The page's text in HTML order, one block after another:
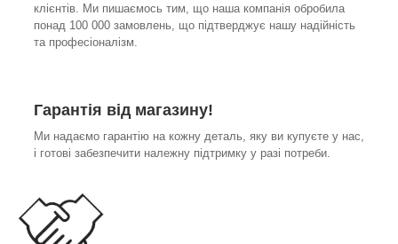
клієнтів. Ми пишаємось тим, що наша компанія обробила
понад 100 000 замовлень, що підтверджує нашу надійність
та професіоналізм.
Гарантія від магазину!
Ми надаємо гарантію на кожну деталь, яку ви купуєте у нас,
і готові забезпечити належну підтримку у разі потреби.